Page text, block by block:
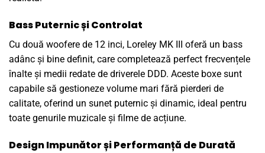
Bass Puternic și Controlat
Cu două woofere de 12 inci, Loreley MK III oferă un bass
adânc și bine definit, care completează perfect frecvențele
înalte și medii redate de driverele DDD. Aceste boxe sunt
capabile să gestioneze volume mari fără pierderi de
calitate, oferind un sunet puternic și dinamic, ideal pentru
toate genurile muzicale și filme de acțiune.
Design Impunător și Performanță de Durată